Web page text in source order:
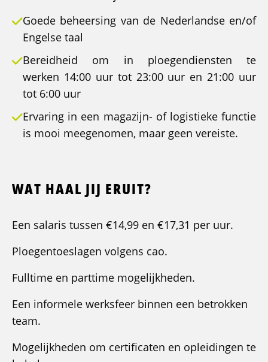
Goede beheersing van de Nederlandse en/of
Engelse taal
Bereidheid om in ploegendiensten te
werken 14:00 uur tot 23:00 uur en 21:00 uur
tot 6:00 uur
Ervaring in een magazijn- of logistieke functie
is mooi meegenomen, maar geen vereiste.
WAT HAAL JIJ ERUIT?
Een salaris tussen €14,99 en €17,31 per uur.
Ploegentoeslagen volgens cao.
Fulltime en parttime mogelijkheden.
Een informele werksfeer binnen een betrokken
team.
Mogelijkheden om certificaten en opleidingen te